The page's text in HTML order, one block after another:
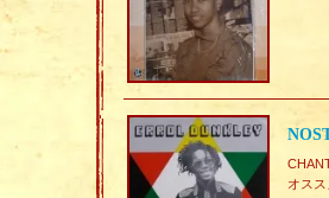
オス